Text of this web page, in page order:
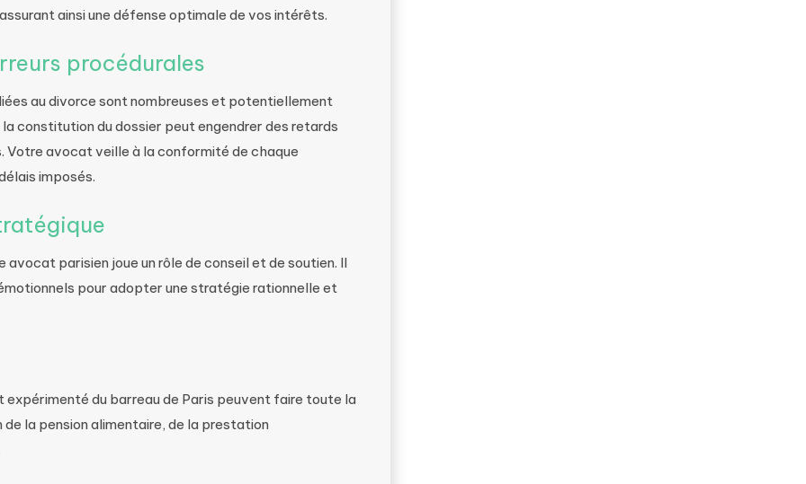
ainsi une défense optimale de vos intérêts.
procédurales
au divorce sont nombreuses et potentiellement
la constitution du dossier peut engendrer des retards
Votre avocat veille à la conformité de chaque
imposés.
parisien joue un rôle de conseil et de soutien. Il
pour adopter une stratégie rationnelle et
expérimenté du barreau de Paris peuvent faire toute la
la pension alimentaire, de la prestation